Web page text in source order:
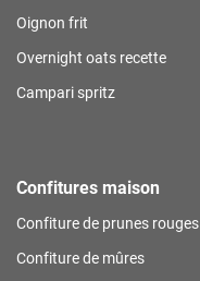
Oignon frit
Overnight oats recette
Campari spritz
Confitures maison
Confiture de prunes rouges
Confiture de mûres